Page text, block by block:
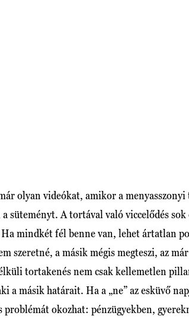
olyan videókat, amikor a menyasszonyi
süteményt. A tortával való viccelődés
mindkét fél benne van, lehet ártatlan
szeretné, a másik mégis megteszi, az
tortakenés nem csak kellemetlen
a másik határait. Ha a „ne” az esküvő
okozhat: pénzügyekben,